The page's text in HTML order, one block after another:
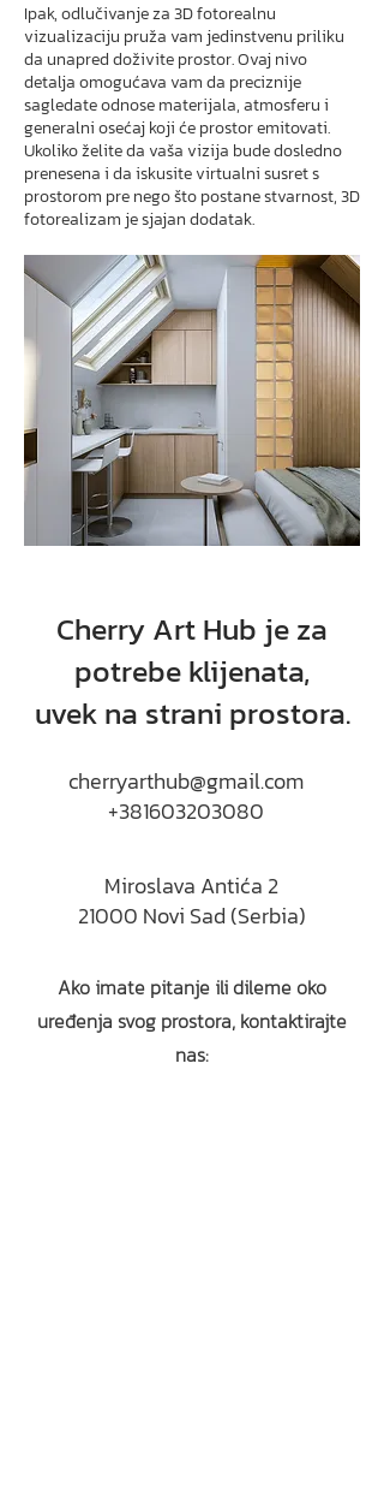
Ipak, odlučivanje za 3D fotorealnu
vizualizaciju pruža vam jedinstvenu priliku
da unapred doživite prostor. Ovaj nivo
detalja omogućava vam da preciznije
sagledate odnose materijala, atmosferu i
generalni osećaj koji će prostor emitovati.
Ukoliko želite da vaša vizija bude dosledno
prenesena i da iskusite virtualni susret s
prostorom pre nego što postane stvarnost, 3D
fotorealizam je sjajan dodatak.
Cherry Art Hub je za
potrebe klijenata,
uvek na strani prostora.
cherryarthub@gmail.com
+381603203080
Miroslava Antića 2
Ako imate pitanje ili dileme oko
uređenja svog prostora, kontaktirajte
nas:
21000 Novi Sad (Serbia)